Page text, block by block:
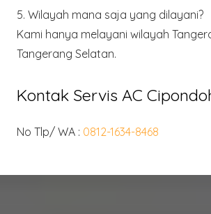
5. Wilayah mana saja yang dilayani?
Kami hanya melayani wilayah
Tangerang Selatan.
Kontak Servis AC
No Tlp/ WA : 0812-1634-8468